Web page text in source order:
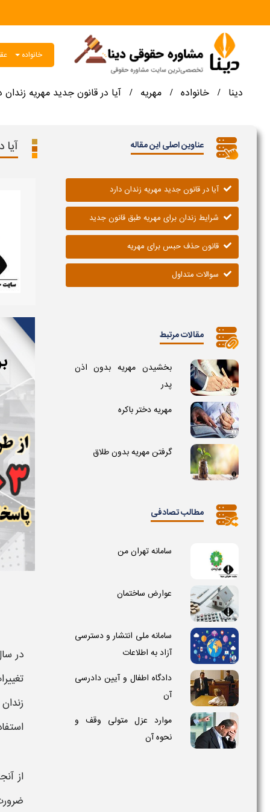
خانواده
دینا / خانواده / مهریه / آیا در قانون جدید مهریه زندان
در
از
عناوین اصلی این مقاله
آیا در قانون جدید مهریه زندان دارد
شرایط زندان برای مهریه طبق قانون جدید
قانون حذف حبس برای مهریه
سوالات متداول
مقالات مرتبط
بخشیدن مهریه بدون اذن
پدر
مهریه دختر باکره
گرفتن مهریه بدون طلاق
مطالب تصادفی
سامانه تهران من
عوارض ساختمان
سامانه ملی انتشار و دسترسی
آزاد به اطلاعات
دادگاه اطفال و آیین دادرسی
آن
موارد عزل متولی وقف و
نحوه آن